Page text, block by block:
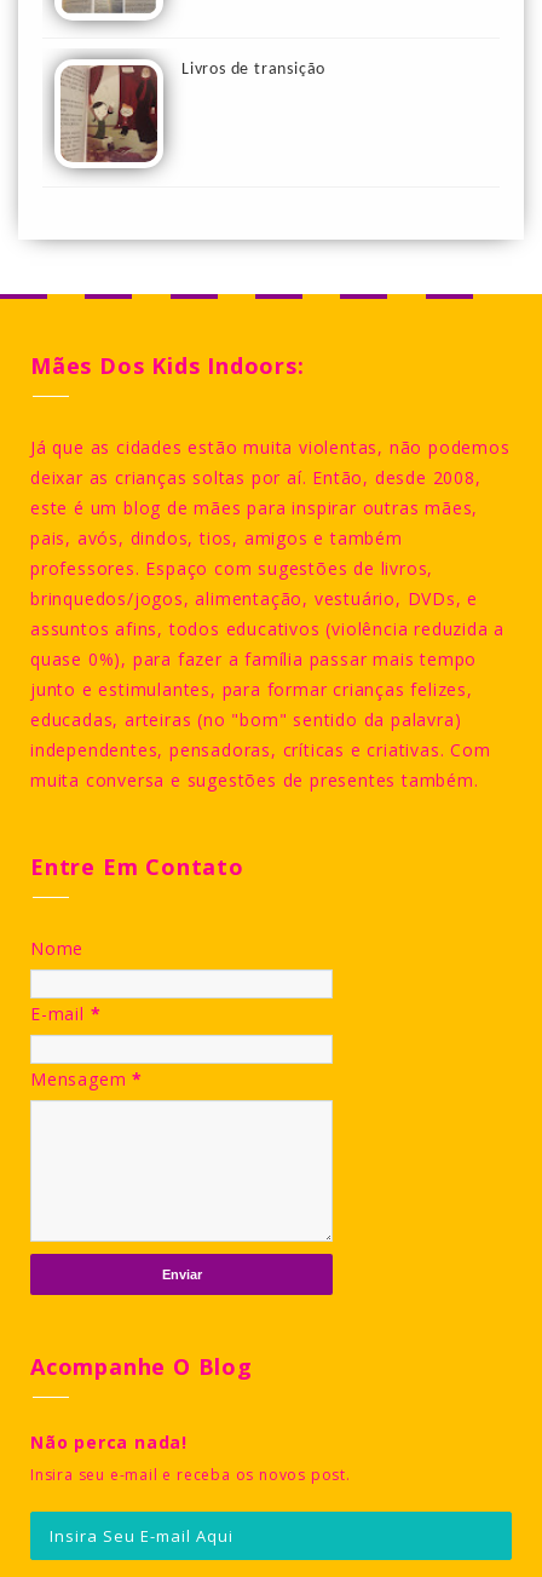
Livros de transição
Mães Dos Kids Indoors:
Já que as cidades estão muita violentas, não podemos
deixar as crianças soltas por aí. Então, desde 2008,
este é um blog de mães para inspirar outras mães,
pais, avós, dindos, tios, amigos e também
professores. Espaço com sugestões de livros,
brinquedos/jogos, alimentação, vestuário, DVDs, e
assuntos afins, todos educativos (violência reduzida a
quase 0%), para fazer a família passar mais tempo
junto e estimulantes, para formar crianças felizes,
educadas, arteiras (no "bom" sentido da palavra)
independentes, pensadoras, críticas e criativas. Com
muita conversa e sugestões de presentes também.
Entre Em Contato
Nome
E-mail *
Mensagem*
Acompanhe O Blog
Não perca nada!
Insira seu e-mail e receba os novos post.